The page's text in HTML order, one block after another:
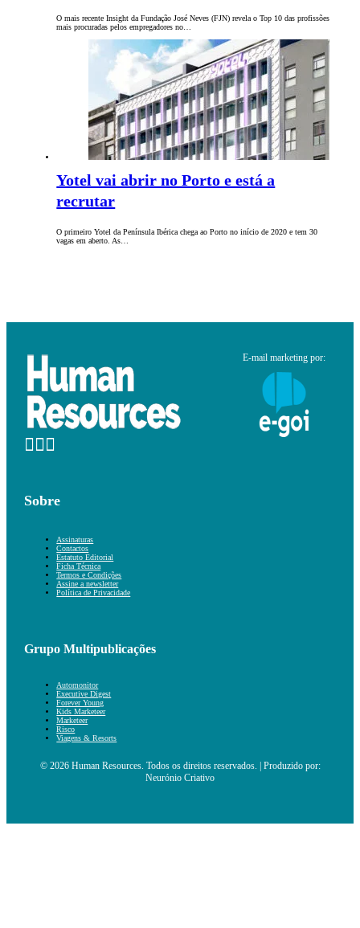
O mais recente Insight da Fundação José Neves (FJN) revela o Top 10 das profissões
mais procuradas pelos empregadores no…
Yotel vai abrir no Porto e está a
recrutar
O primeiro Yotel da Península Ibérica chega ao Porto no início de 2020 e tem 30
vagas em aberto. As…
E-mail marketing por:
Sobre
Assinaturas
Contactos
Estatuto Editorial
Ficha Técnica
Termos e Condições
Assine a newsletter
Política de Privacidade
Grupo Multipublicações
Automonitor
Executive Digest
Forever Young
Kids Marketeer
Marketeer
Risco
Viagens & Resorts
© 2026 Human Resources. Todos os direitos reservados. | Produzido por:
Neurónio Criativo